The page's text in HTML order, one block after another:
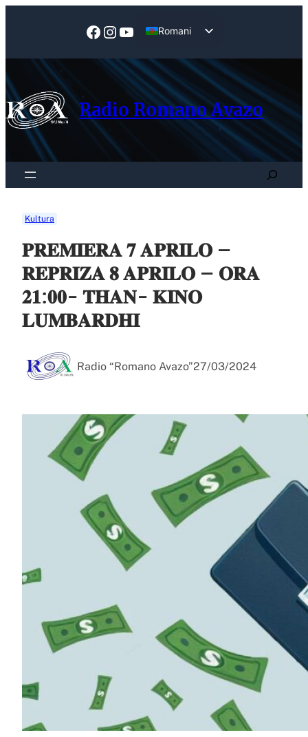
Facebook
Instagram
YouTube
Romani
Radio Romano Avazo
Search
Kultura
𝐏𝐑𝐄𝐌𝐈𝐄𝐑𝐀 𝟕 𝐀𝐏𝐑𝐈𝐋𝐎 –
𝐑𝐄𝐏𝐑𝐈𝐙𝐀 𝟖 𝐀𝐏𝐑𝐈𝐋𝐎 – 𝐎𝐑𝐀
𝟐𝟏:𝟎𝟎- 𝐓𝐇𝐀𝐍- 𝐊𝐈𝐍𝐎
𝐋𝐔𝐌𝐁𝐀𝐑𝐃𝐇𝐈
Radio “Romano Avazo”27/03/2024